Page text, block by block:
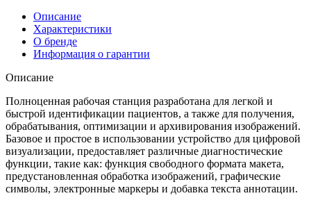
Описание
Характеристики
О бренде
Информация о гарантии
Описание
Полноценная рабочая станция разработана для легкой и
быстрой идентификации пациентов, а также для получения,
обрабатывания, оптимизации и архивирования изображений.
Базовое и простое в использовании устройство для цифровой
визуализации, предоставляет различные диагностические
функции, такие как: функция свободного формата макета,
предустановленная обработка изображений, графические
символы, электронные маркеры и добавка текста аннотации.